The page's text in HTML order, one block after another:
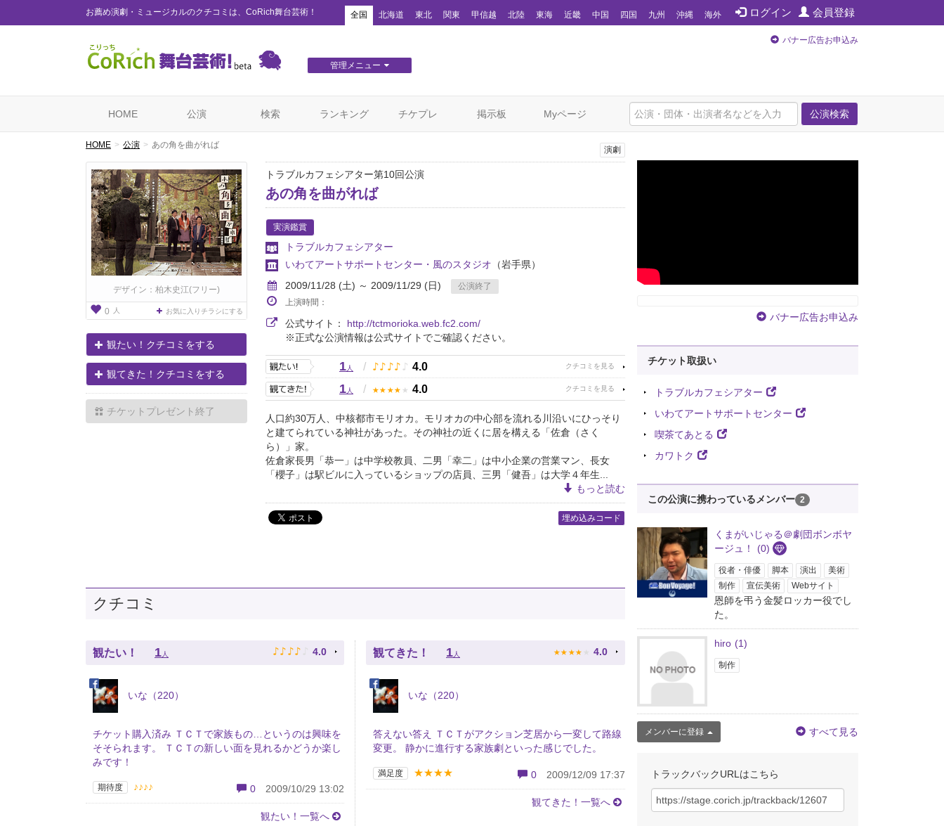
お薦め演劇・ミュージカルのクチコミは、CoRich舞台芸術！ ログイン 会員登録
全国 北海道 東北 関東 甲信越 北陸 東海 近畿 中国 四国 九州 沖縄 海外
管理メニュー
バナー広告お申込み
公演検索
HOME 公演 検索 ランキング チケプレ 掲示板 Myページ
HOME 公演 あの角を曲がれば
デザイン：柏木史江(フリー)
0 人 お気に入りチラシにする
観たい！クチコミをする
観てきた！クチコミをする
チケットプレゼント終了
演劇
トラブルカフェシアター第10回公演
あの角を曲がれば
実演鑑賞
トラブルカフェシアター
いわてアートサポートセンター・風のスタジオ （岩手県）
2009/11/28 (土) ～ 2009/11/29 (日)
公演終了
上演時間：
公式サイト： http://tctmorioka.web.fc2.com/
※正式な公演情報は公式サイトでご確認ください。
1人 / ♪ ♪ ♪ ♪ ♪ 4.0
1人 / ★ ★ ★ ★ ★ 4.0
人口約30万人、中核都市モリオカ。モリオカの中心部を流れる川沿いにひっそり
と建てられている神社があった。その神社の近くに居を構える「佐倉（さく
ら）」家。
佐倉家長男「恭一」は中学校教員、二男「幸二」は中小企業の営業マン、長女
「櫻子」は駅ビルに入っているショップの店員、三男「健吾」は大学４年生...
もっと読む
埋め込みコード
クチコミ
観たい！ 1 人 ♪ ♪ ♪ ♪ ♪ 4.0
いな（220）
チケット購入済み ＴＣＴで家族もの…というのは興味を
そそられます。 ＴＣＴの新しい面を見れるかどうか楽し
みです！
期待度 ♪♪♪♪ 0 2009/10/29 13:02
観たい！一覧へ
観てきた！ 1 人 ★ ★ ★ ★ ★ 4.0
いな（220）
答えない答え ＴＣＴがアクション芝居から一変して路線
変更。 静かに進行する家族劇といった感じでした。
満足度 ★★★★ 0 2009/12/09 17:37
観てきた！一覧へ
バナー広告お申込み
チケット取扱い
トラブルカフェシアター
いわてアートサポートセンター
喫茶てあとる
カワトク
この公演に携わっているメンバー 2
くまがいじゃる＠劇団ボンボヤ
ージュ！
(0)
役者・俳優 脚本 演出
美術
制作
宣伝美術 Webサイト
恩師を弔う金髪ロッカー役でし
た。
hiro (1)
制作
メンバーに登録 すべて見る
トラックバックURLはこちら